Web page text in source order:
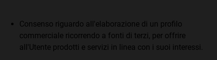
Consenso riguardo all'elaborazione di un profilo
commerciale ricorrendo a fonti di terzi, per offrire
all'Utente prodotti e servizi in linea con i suoi interessi.